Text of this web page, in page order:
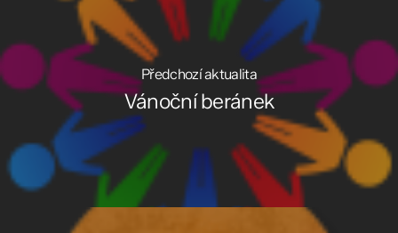
Předchozí aktualita
Vánoční beránek